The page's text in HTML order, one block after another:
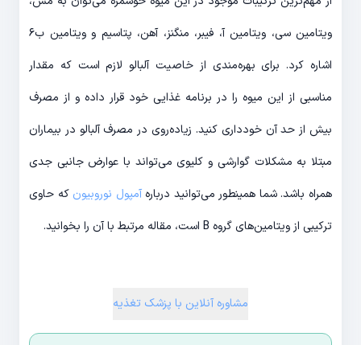
ویتامین سی، ویتامین آ، فیبر، منگنز، آهن، پتاسیم و ویتامین ب۶
اشاره کرد. برای بهره‌مندی از خاصیت آلبالو لازم است که مقدار
مناسبی از این میوه را در برنامه غذایی خود قرار داده و از مصرف
بیش از حد آن خودداری کنید. زیاده‌روی در مصرف آلبالو در بیماران
مبتلا به مشکلات گوارشی و کلیوی می‌تواند با عوارض جانبی جدی
همراه باشد. شما همینطور می‌توانید دربارهآمپول نوروبیون که حاوی
ترکیبی از ویتامین‌های گروه B است، مقاله مرتبط با آن را بخوانید.
مشاوره آنلاین با پزشک تغذیه